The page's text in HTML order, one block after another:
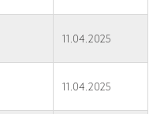
11.04.2025
11.04.2025